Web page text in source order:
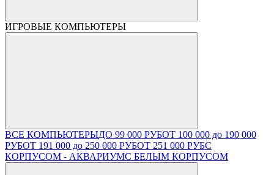
ИГРОВЫЕ КОМПЬЮТЕРЫ
ВСЕ КОМПЬЮТЕРЫДО 99 000 РУБОТ 100 000 до 190 000
РУБОТ 191 000 до 250 000 РУБОТ 251 000 РУБС
КОРПУСОМ - АКВАРИУМС БЕЛЫМ КОРПУСОМ